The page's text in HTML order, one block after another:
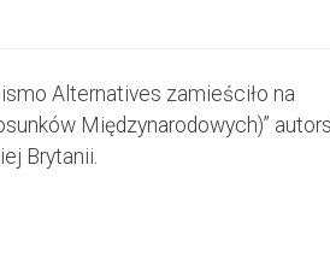
Alternatives zamieściło na
Międzynarodowych)”
Brytanii.